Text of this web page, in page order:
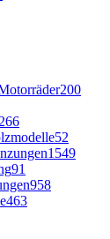
200
266
52
1549
91
958
463